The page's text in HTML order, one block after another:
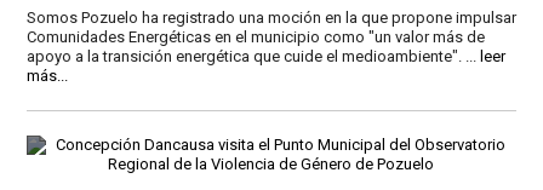
Somos Pozuelo ha registrado una moción en la que propone impulsar
Comunidades Energéticas en el municipio como "un valor más de
apoyo a la transición energética que cuide el medioambiente".
leer
más...